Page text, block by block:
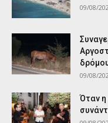
09/08/
09/08/
Όταν η